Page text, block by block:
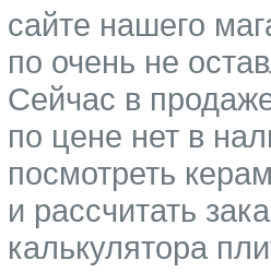
сайте нашего
по очень не
Сейчас в
по цене нет в
посмотреть
и рассчитать
калькулятора